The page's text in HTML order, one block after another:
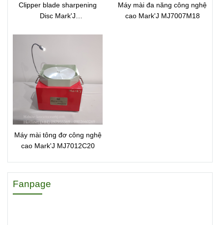
Clipper blade sharpening
Disc Mark'J
Máy mài đa năng công nghệ
cao Mark'J MJ7007M18
Máy mài tông đơ công nghệ
cao Mark'J MJ7012C20
Fanpage